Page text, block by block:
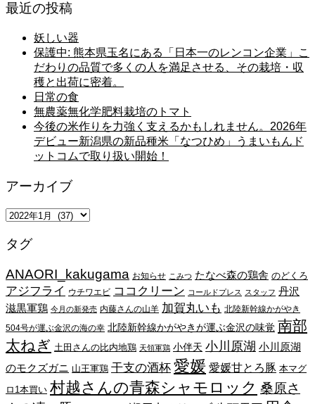
最近の投稿
妖しい器
保護中: 熊本県玉名にある「日本一のレンコン企業」こ
だわりの品質で多くの人を満足させる、その栽培・収
穫と出荷に密着。
日常の食
無農薬無化学肥料栽培のトマト
今後の米作りを力強く支えるかもしれません。2026年
デビュー新潟県の新品種米「なつひめ」うまいもんド
ットコムで取り扱い開始！
アーカイブ
ア
カ
ブ
タグ
ANAORI_kakugama お知らせ こみつ たなべ森の鶏舎 のどくろ
アジフライ ウチワエビ ココクリーン コールドプレス スタッフ 丹沢
滋黒軍鶏 今月の新発売 内藤さんの山羊 加賀丸いも 北陸新幹線かがやき
504号が運ぶ金沢の海の幸 北陸新幹線かがやきが運ぶ金沢の味覚 南部
太ねぎ 土田さんの比内地鶏 天領軍鶏 小伴天 小川原湖 小川原湖
のモクズガニ 山王軍鶏 干支の酒杯 愛媛 愛媛甘とろ豚 本マグ
ロ1本買い 村越さんの青森シャモロック 桑原さ